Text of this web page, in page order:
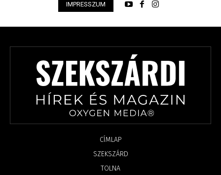
IMPRESSZUM
CÍMLAP
SZEKSZÁRD
TOLNA